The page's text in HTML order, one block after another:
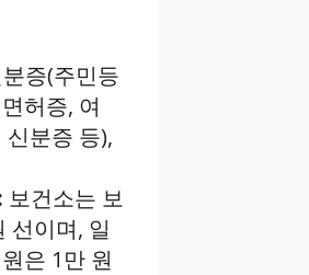
증(주민등
허증, 여
신분증 등),
보건소는 보
선이며, 일
은 1만 원